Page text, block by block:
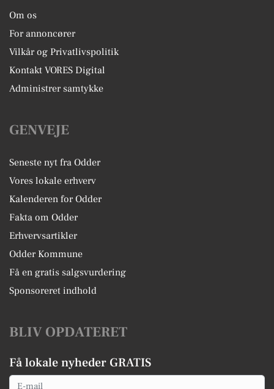
Om os
For annoncører
Vilkår og Privatlivspolitik
Kontakt VORES Digital
Administrer samtykke
GENVEJE
Seneste nyt fra Odder
Vores lokale erhverv
Kalenderen for Odder
Fakta om Odder
Erhvervsartikler
Odder Kommune
Få en gratis salgsvurdering
Sponsoreret indhold
BLIV OPDATERET
Få lokale nyheder GRATIS
Email